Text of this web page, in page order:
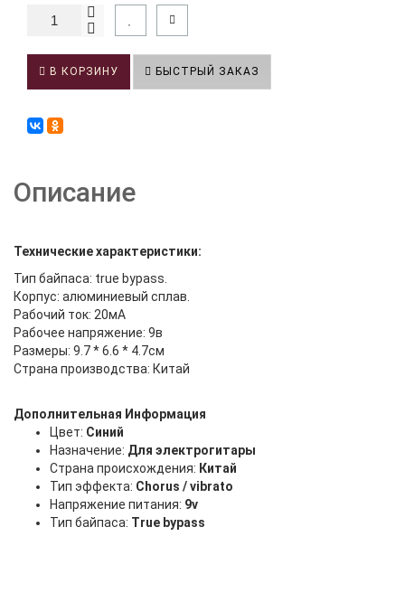
В КОРЗИНУ БЫСТРЫЙ ЗАКАЗ
Описание
Технические характеристики:
Тип байпаса: true bypass.
Корпус: алюминиевый сплав.
Рабочий ток: 20мА
Рабочее напряжение: 9в
Размеры: 9.7 * 6.6 * 4.7см
Страна производства: Китай
Дополнительная Информация
Цвет: Синий
Назначение: Для электрогитары
Страна происхождения: Китай
Тип эффекта: Chorus / vibrato
Напряжение питания: 9v
Тип байпаса: True bypass